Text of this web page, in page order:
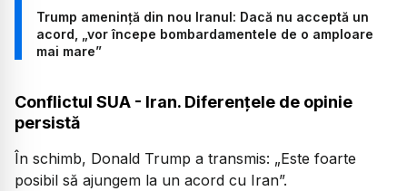
Trump amenință din nou Iranul: Dacă nu acceptă un
acord, „vor începe bombardamentele de o amploare
mai mare”
Conflictul SUA - Iran. Diferențele de opinie
persistă
În schimb, Donald Trump a transmis: „Este foarte
posibil să ajungem la un acord cu Iran”.